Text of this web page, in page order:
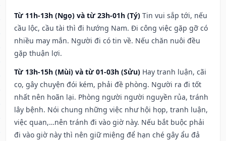
Từ 11h-13h (Ngọ) và từ 23h-01h (Tý) Tin vui sắp tới, nếu
cầu lộc, cầu tài thì đi hướng Nam. Đi công việc gặp gỡ có
nhiều may mắn. Người đi có tin về. Nếu chăn nuôi đều
gặp thuận lợi.
Từ 13h-15h (Mùi) và từ 01-03h (Sửu) Hay tranh luận, cãi
cọ, gây chuyện đói kém, phải đề phòng. Người ra đi tốt
nhất nên hoãn lại. Phòng người người nguyền rủa, tránh
lây bệnh. Nói chung những việc như hội họp, tranh luận,
việc quan,…nên tránh đi vào giờ này. Nếu bắt buộc phải
đi vào giờ này thì nên giữ miệng để hạn ché gây ẩu đả